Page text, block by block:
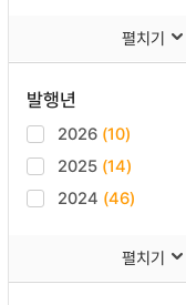
펼치기
발행년
2026 (10)
2025 (14)
2024 (46)
펼치기